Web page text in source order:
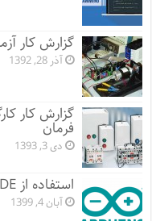
گزارش کار
آذر 28, 1392
گزارش کار
فرمان
دی 3, 1393
استفاده از IDE آردوینو
آبان 4, 1399